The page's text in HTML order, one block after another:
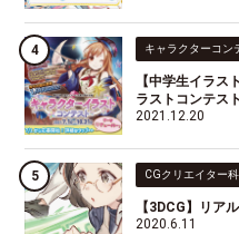
キャラクターコン
【中学生イラ
ラストコンテス
2021.12.20
CGクリエイター科
【3DCG】リア
2020.6.11